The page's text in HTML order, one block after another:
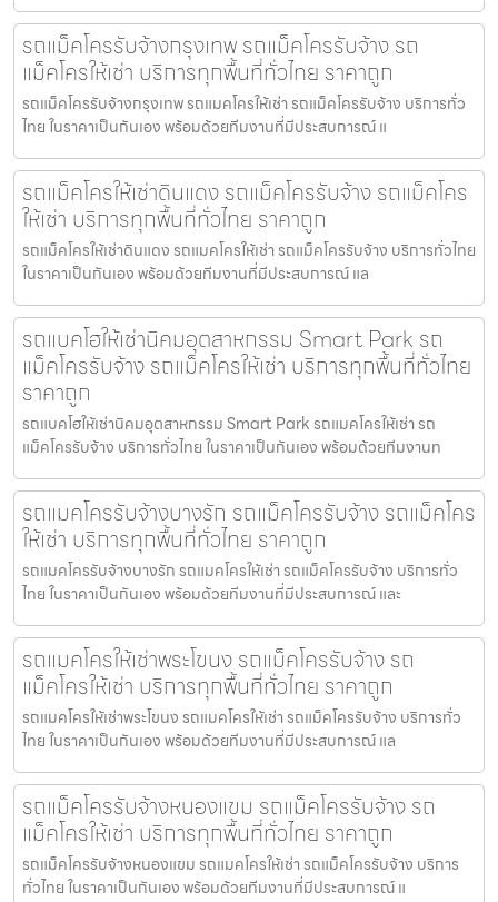
รถแม็คโครรับจ้างกรุงเทพ รถแม็คโครรับจ้าง รถ
แม็คโครให้เช่า บริการทุกพื้นที่ทั่วไทย ราคาถูก
รถแม็คโครรับจ้างกรุงเทพ รถแมคโครให้เช่า รถแม็คโครรับจ้าง บริการทั่ว
ไทย ในราคาเป็นกันเอง พร้อมด้วยทีมงานที่มีประสบการณ์ แ
รถแม็คโครให้เช่าดินแดง รถแม็คโครรับจ้าง รถแม็คโคร
ให้เช่า บริการทุกพื้นที่ทั่วไทย ราคาถูก
รถแม็คโครให้เช่าดินแดง รถแมคโครให้เช่า รถแม็คโครรับจ้าง บริการทั่วไทย
ในราคาเป็นกันเอง พร้อมด้วยทีมงานที่มีประสบการณ์ แล
รถแบคโฮให้เช่านิคมอุตสาหกรรม Smart Park รถ
แม็คโครรับจ้าง รถแม็คโครให้เช่า บริการทุกพื้นที่ทั่วไทย
ราคาถูก
รถแบคโฮให้เช่านิคมอุตสาหกรรม Smart Park รถแมคโครให้เช่า รถ
แม็คโครรับจ้าง บริการทั่วไทย ในราคาเป็นกันเอง พร้อมด้วยทีมงานท
รถแมคโครรับจ้างบางรัก รถแม็คโครรับจ้าง รถแม็คโคร
ให้เช่า บริการทุกพื้นที่ทั่วไทย ราคาถูก
รถแมคโครรับจ้างบางรัก รถแมคโครให้เช่า รถแม็คโครรับจ้าง บริการทั่ว
ไทย ในราคาเป็นกันเอง พร้อมด้วยทีมงานที่มีประสบการณ์ และ
รถแมคโครให้เช่าพระโขนง รถแม็คโครรับจ้าง รถ
แม็คโครให้เช่า บริการทุกพื้นที่ทั่วไทย ราคาถูก
รถแมคโครให้เช่าพระโขนง รถแมคโครให้เช่า รถแม็คโครรับจ้าง บริการทั่ว
ไทย ในราคาเป็นกันเอง พร้อมด้วยทีมงานที่มีประสบการณ์ แล
รถแม็คโครรับจ้างหนองแขม รถแม็คโครรับจ้าง รถ
แม็คโครให้เช่า บริการทุกพื้นที่ทั่วไทย ราคาถูก
รถแม็คโครรับจ้างหนองแขม รถแมคโครให้เช่า รถแม็คโครรับจ้าง บริการ
ทั่วไทย ในราคาเป็นกันเอง พร้อมด้วยทีมงานที่มีประสบการณ์ แ